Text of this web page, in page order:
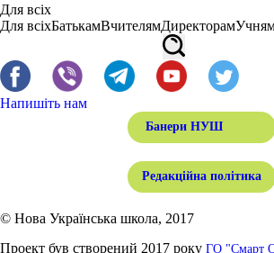
Для всіх
Для всіхБатькамВчителямДиректорам
Напишіть нам
Банери НУШ
Редакційна політика
© Нова Українська школа, 2017
Проект був створений 2017 року ГО "Смарт